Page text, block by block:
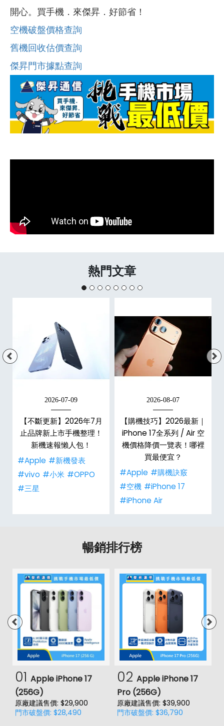
開心。買手機．來傑昇．好節省！
空機破盤價格查詢
舊機回收估價查詢
傑昇門市據點查詢
熱門文章
2026-07-09
【不斷更新】2026年7月
止品牌新上市手機整理！
新機速報懶人包！
#Apple #新機發表
#vivo #小米 #OPPO
#三星
2026-08-07
【購機技巧】2026最新｜
iPhone 17全系列 / Air 空
機價格降價一覽表！哪裡
買最便宜？
#Apple #購機訣竅
#空機 #iPhone 17
#iPhone Air
暢銷排行榜
01 Apple iPhone 17
(256G)
原廠建議售價: $29,900
門市破盤價: $28,490
02 Apple iPhone 17
Pro (256G)
原廠建議售價: $39,900
門市破盤價: $36,790